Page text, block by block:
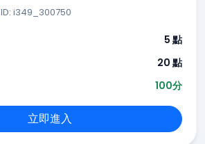
ID: i349_300750
5 點
20 點
100分
立即進入